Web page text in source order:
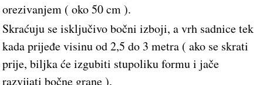
orezivanjem ( oko 50 cm ).
Skraćuju se isključivo bočni izboji, a vrh sadnice tek
kada prijeđe visinu od 2,5 do 3 metra ( ako se skrati
prije, biljka će izgubiti stupoliku formu i jače
razvijati bočne grane ).